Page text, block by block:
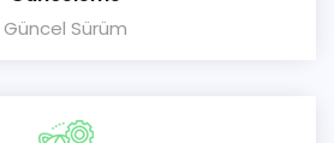
Güncel Sürüm